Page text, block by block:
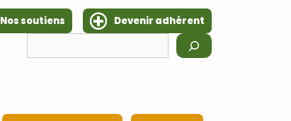
Nos soutiens
Devenir adhérent